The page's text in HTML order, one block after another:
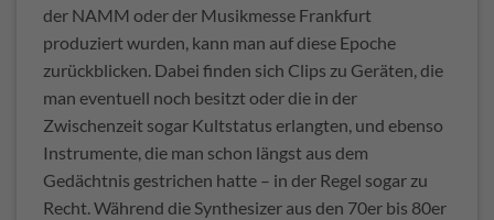
der NAMM oder der Musikmesse Frankfurt
produziert wurden, kann man auf diese Epoche
zurückblicken. Dabei finden sich Clips zu Geräten, die
man eventuell noch besitzt oder die in der
Zwischenzeit sogar Kultstatus erlangten, und ebenso
Instrumente, die man schon längst aus dem
Gedächtnis gestrichen hatte – in der Regel sogar zu
Recht. Während die Synthesizer aus den 70er bis 80er